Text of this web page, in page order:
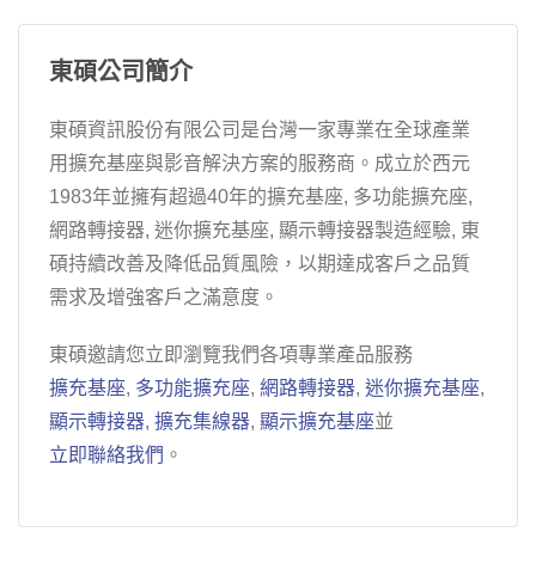
東碩公司簡介
東碩資訊股份有限公司是台灣一家專業在全球產業
用擴充基座與影音解決方案的服務商。成立於西元
1983年並擁有超過40年的擴充基座, 多功能擴充座,
網路轉接器, 迷你擴充基座, 顯示轉接器製造經驗, 東
碩持續改善及降低品質風險，以期達成客戶之品質
需求及增強客戶之滿意度。
東碩邀請您立即瀏覽我們各項專業產品服務
擴充基座, 多功能擴充座, 網路轉接器, 迷你擴充基座,
顯示轉接器, 擴充集線器, 顯示擴充基座並
立即聯絡我們 。